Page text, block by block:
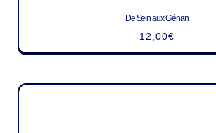
De Sein aux Glénan
12,00€